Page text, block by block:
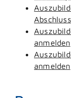
anmelden
anmelden